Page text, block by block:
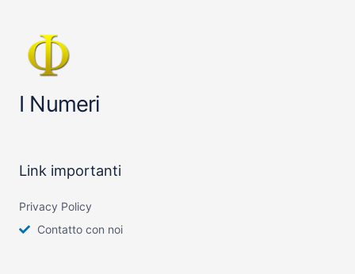
I Numeri
Link importanti
Privacy Policy
Contatto con noi